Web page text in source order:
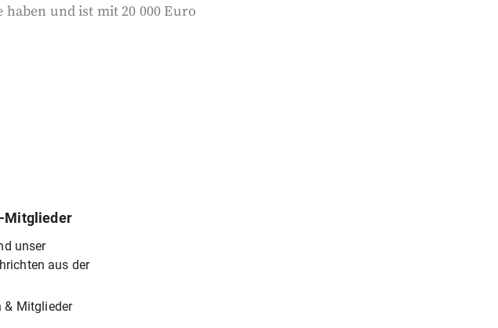
und ist mit 20 000 Euro
Mitglieder
unser
aus der
& Mitglieder